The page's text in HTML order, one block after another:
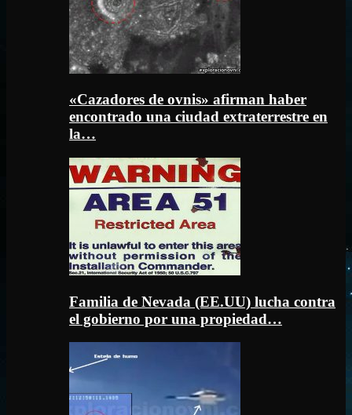
«Cazadores de ovnis» afirman haber
encontrado una ciudad extraterrestre en
la…
Familia de Nevada (EE.UU) lucha contra
el gobierno por una propiedad…